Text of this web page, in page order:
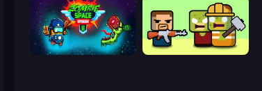
Zombie Space Episode 2 Zombie Horde: Build & Survive